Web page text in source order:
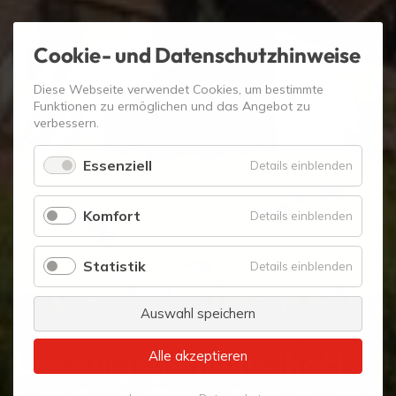
Leistungsgemeinschaft
Cookie- und Datenschutzhinweise
Diese Webseite verwendet Cookies, um bestimmte
Funktionen zu ermöglichen und das Angebot zu
verbessern.
Essenziell Details einblenden
Komfort Details einblenden
Komfort
Statistik Details einblenden
Statistik
Auswahl speichern
Alle akzeptieren